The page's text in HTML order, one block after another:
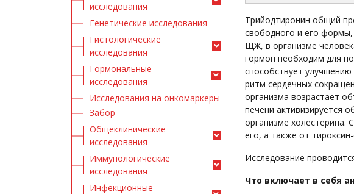
исследования
Генетические исследования
Гистологические
исследования
Гормональные
исследования
Исследования на онкомаркеры
Забор
Общеклинические
исследования
Иммунологические
исследования
Инфекционные
Трийодтиронин общий
свободного и его формы,
ЩЖ, в организме
гормон необходим для
способствует
ритм сердечных
организма возрастает
печени активизируется
организме холестерина.
его, а также от
Исследование
Что включает в себя